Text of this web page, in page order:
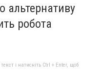
альтернативу
робота
і натисніть Ctrl + Enter, щоб